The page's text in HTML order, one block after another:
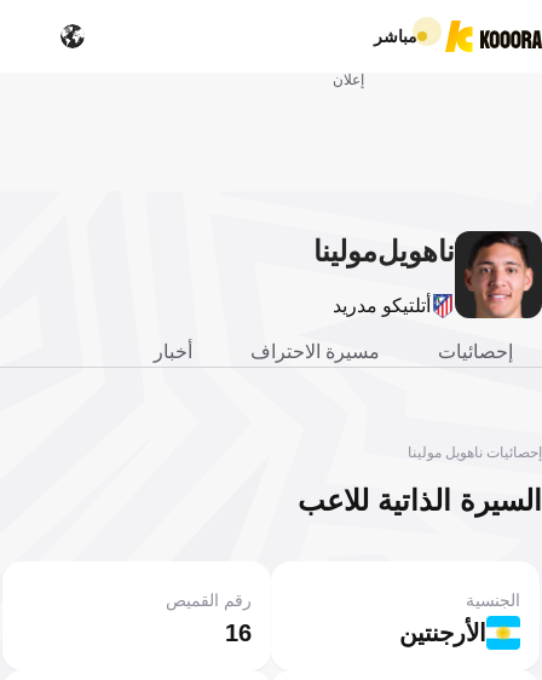
مباشر
إعلان
ناهويلمولينا
أتلتيكو مدريد
إحصائيات مسيرة الاحتراف أخبار
إحصائيات ناهويل مولينا
السيرة الذاتية للاعب
الأرجنتين
الجنسية
16
رقم القميص